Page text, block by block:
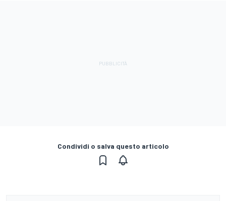
Condividi o salva questo articolo